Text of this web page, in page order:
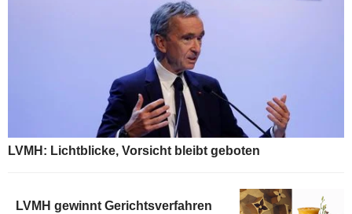
LVMH: Lichtblicke, Vorsicht bleibt geboten
LVMH gewinnt Gerichtsverfahren